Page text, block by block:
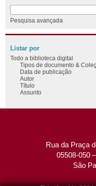
Pesquisa avançada
Listar por
Todo a biblioteca digital
Tipos de documento &
Data de publicação
Autor
Título
Assunto
Rua da Praça
05508-050
São